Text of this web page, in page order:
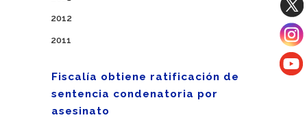
2012
2011
Fiscalía obtiene ratificación de
sentencia condenatoria por
asesinato